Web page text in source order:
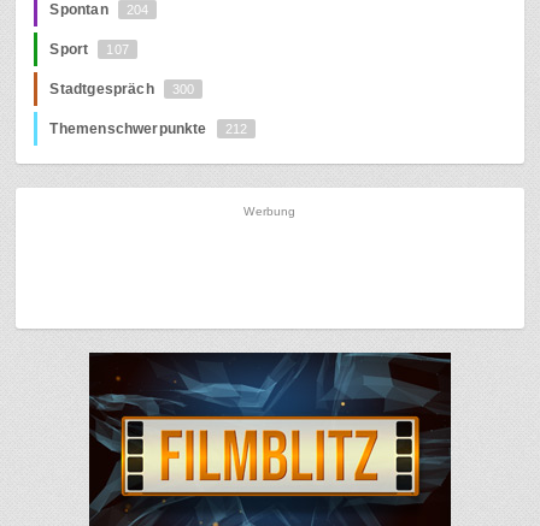
Spontan 204
Sport 107
Stadtgespräch 300
Themenschwerpunkte 212
Werbung